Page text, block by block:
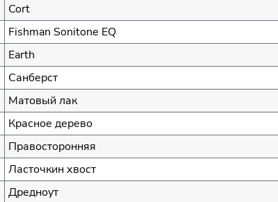
Cort
Fishman Sonitone EQ
Earth
Санберст
Матовый лак
Красное дерево
Правосторонняя
Ласточкин хвост
Дредноут